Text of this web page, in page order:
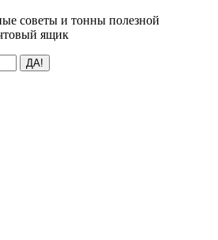
советы и тонны полезной
ящик
ДА!